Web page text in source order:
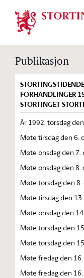
Publikasjon
FORHANDLINGER
STORTINGET
År 1992, torsdag
Møte tirsdag den 6.
Møte onsdag den 7.
Møte onsdag den 8.
Møte torsdag den
Møte tirsdag den
Møte onsdag den
Møte torsdag den
Møte torsdag den
Møte fredag den
Møte fredag den